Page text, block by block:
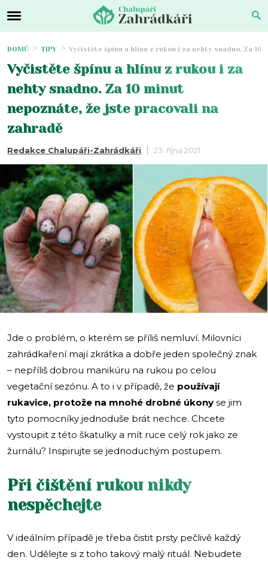
DOMŮ TIPY Vyčistěte špínu a hlínu z rukou i za nehty snadno. Za
Vyčistěte špínu a hlínu z rukou i za
nehty snadno. Za 10 minut
nepoznáte, že jste pracovali na
zahradě
Redakce Chalupáři-Zahrádkáři 23. října 2021
Jde o problém, o kterém se příliš nemluví. Milovníci
zahrádkaření mají zkrátka a dobře jeden společný znak
– nepříliš dobrou manikúru na rukou po celou
vegetační sezónu. A to i v případě, že používají
rukavice, protože na mnohé drobné úkony se jim
tyto pomocníky jednoduše brát nechce. Chcete
vystoupit z této škatulky a mít ruce celý rok jako ze
žurnálu? Inspirujte se jednoduchým postupem.
Při čištění rukou nikdy
nespěchejte
V ideálním případě je třeba čistit prsty pečlivě každý
den. Udělejte si z toho takový malý rituál. Nebudete